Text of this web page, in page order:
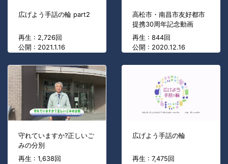
広げよう手話の輪 part2
再生 : 2,726回
公開 : 2021.1.16
高松市・南昌市友好都市
提携30周年記念動画
再生 : 844回
公開 : 2020.12.16
守れていますか?正しいご
みの分別
再生 : 1,638回
広げよう手話の輪
再生 : 7,475回